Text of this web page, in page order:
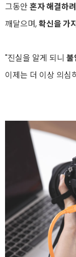
그동안혼자 해결하
깨달으며,확신을 가
"진실을 알게 되니 불
이제는 더 이상 의심